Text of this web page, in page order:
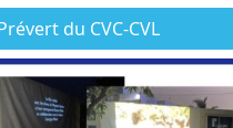
du CVC-CVL